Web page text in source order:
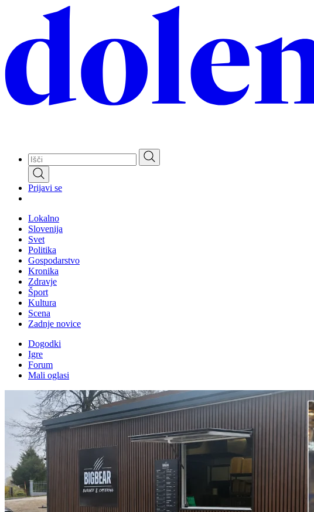
content
Prijavi se
Lokalno
Slovenija
Svet
Politika
Gospodarstvo
Kronika
Zdravje
Šport
Kultura
Scena
Zadnje novice
Dogodki
Igre
Forum
Mali oglasi